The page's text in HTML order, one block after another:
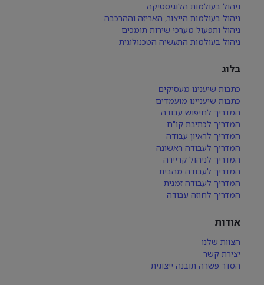
ניהול בעולמות הלוגיסטיקה
ניהול בעולמות הייצור, האריזה וההרכבה
ניהול ותפעול מערכי שירות תומכים
ניהול בעולמות התעשיה הטכנולוגית
בלוג
כתבות שיענינו מעסיקים
כתבות שיעניינו מועמדים
המדריך לחיפוש עבודה
המדריך לכתיבת קו"ח
המדריך לראיון עבודה
המדריך לעבודה ראשונה
המדריך לניהול קריירה
המדריך לעבודה מהבית
המדריך לעבודה זמנית
המדריך לחוזה עבודה
אודות
הצוות שלנו
יצירת קשר
הסדר פשרה תובנה ייצוגית